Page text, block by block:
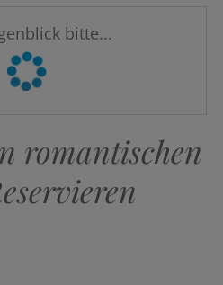
bitte...
romantischen